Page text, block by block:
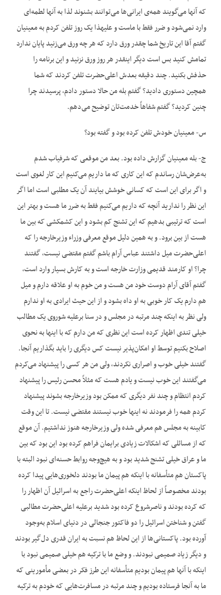
که آنها می‌گویند همه‌ی ایرانی‌ها می‌توانند بشنوند لذا به آنها لطمه‌ای
وارد نمی‌شود و ضرر فقط با ماست و علیهذا یک روز تلفن کردم به معینیان
گفتم آقا این تاریخ شما چقدر ورق دارد که هر چه ورق می‌زنید پایان ندارد
تمامش کنید بس است دیگر اینقدر هر روز ورق نزنید و این برنامه را
حذفش بکنید. چند دقیقه بعدش اعلی‌حضرت تلفن کردند که شما
همچین دستوری دادید؟ گفتم بله من حالا دستور دادم، پرسیدند چرا
چنین کردید؟ گفتم شفاهاً خدمت‌تان توضیح می‌دهم.
س- معینیان خودش تلفن کرده بود و گفته بود؟
ج- بله معینیان گزارش داده بود. بعد من موقعی که شرفیاب شدم
به‌عرض‌شان رساندم که این کاری که ما داریم می‌کنیم این کار لغوی است
و اگر برای این است که کسانی خوشش بیایند آن یک مطلبی است اما اگر
این نظر را ندارید آنچه که داریم می‌کنیم فقط به ضرر ما هست و بهتر این
است که ترتیبی بدهیم که این تشنج کم بشود و این کشمکشی که بین ما
هست از بین برود. و به همین دلیل موقع معرفی وزراء وزیرخارجه را که
اعلی‌حضرت میل داشتند عباس آرام باشم گفتم مقتضی نیست، گفتند
چرا؟ او کارمند قدیمی وزارت خارجه است و به کارش بسیار وارد است،
گفتم آقای آرام دوست خود من هست و من خوم به او علاقه دارم و میل
هم دارم یک کار خوبی به او داه بشود و از این حیث ایرادی به او ندارم
ولی نظر به اینکه چند مرتبه در مجلس و در سنا برعلیه شوروی یک مطالب
خیلی تندی اظهار کرده است این نظری که من دارم که با اینها به نحوی
اصلاح بکنیم توسط او امکان‌پذیر نیست کس دیگری را باید بگذاریم آنجا.
گفتند خیلی خوب و اصراری نکردند، ولی من هر کسی را پیشنهاد می‌کردم
می‌گفتند این خوب نیست و یادم هست که مثلاً محسن رئیس را پیشنهاد
کردم انتظام و چند نفر دیگری که ممکن بود وزیرخارجه بشوند پیشنهاد
کردم همه را فرمودند نه اینها خوب نیستند مقتضی نیست. تا این وقت
کابینه به مجلس هم معرفی شده ولی وزیرخارجه هنوز نداشتیم. آن موقع
که از مسائلی که اشکالات زیادی برایمان فراهم کرده بود این بود که بین
ما و عراق خیلی تشنج شدید بود و به هیچ‌وجه روابط حسنه‌ای نبود البته با
پاکستان هم متأسفانه با اینکه هم پیمان ما بودند دلخوری‌هایی پیدا کرده
بودند مخصوصاً از لحاظ اینکه اعلی‌حضرت راجع به اسرائیل آن اظهار را
که کرده بودند و ناصرشروع کرده بود شدید برعلیه اعلی‌حضرت مطالبی
گفتن و شناختن اسرائیل را دو فاکتور جنجالی در دنیای اسلام به‌وجود
آورده بود. پاکستانی‌ها از این لحاظ هم نسبت به ایران قدری دل‌گیر بودند
و دیگر زیاد صمیمی نبودند. و وضع ما با ترکیه هم خیلی صمیمی نبود با
اینکه با آنها هم پیمان بودیم متأسفانه‌ این طرز فکر در بعضی مأمورینی که
ما به آنجا فرستاده بودیم و چند مرتبه در مسافرت‌هایی که خودم به ترکیه